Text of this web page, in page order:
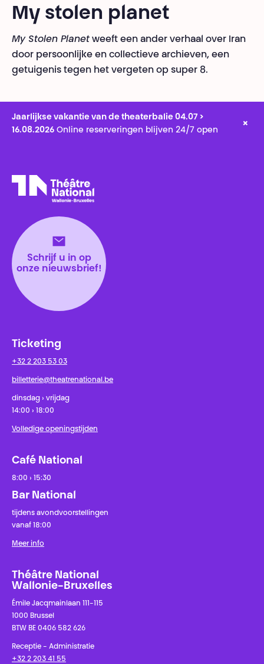
My stolen planet
My Stolen Planet weeft een ander verhaal over Iran
door persoonlijke en collectieve archieven, een
getuigenis tegen het vergeten op super 8.
Jaarlijkse vakantie van de theaterbalie 04.07 >
16.08.2026 Online reserveringen blijven 24/7 open
×
Schrijf u in op
onze nieuwsbrief!
Ticketing
+32 2 203 53 03
billetterie@theatrenational.be
dinsdag › vrijdag
14:00 › 18:00
Volledige openingstijden
Café National
8:00 › 15:30
Bar National
tijdens avondvoorstellingen
vanaf 18:00
Meer info
Théâtre National
Wallonie-Bruxelles
Émile Jacqmainlaan 111-115
1000 Brussel
BTW BE 0406 582 626
Receptie - Administratie
+32 2 203 41 55